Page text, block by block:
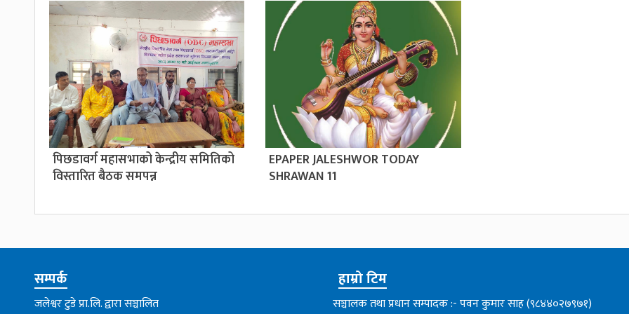
पिछडावर्ग महासभाको केन्द्रीय समितिको
विस्तारित बैठक समपन्न
EPAPER JALESHWOR TODAY
SHRAWAN 11
सम्पर्क
जलेश्वर टुडे प्रा.लि. द्वारा सञ्चालित
हाम्रो टिम
सञ्चालक तथा प्रधान सम्पादक :- पवन कुमार साह (९८४४०२७९७१)